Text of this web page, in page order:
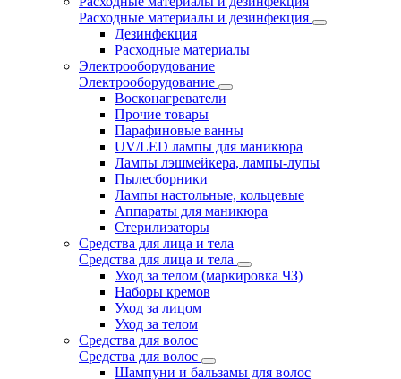
Расходные материалы и дезинфекция
Дезинфекция
Расходные материалы
Электрооборудование
Электрооборудование
Восконагреватели
Прочие товары
Парафиновые ванны
UV/LED лампы для маникюра
Лампы лэшмейкера, лампы-лупы
Пылесборники
Лампы настольные, кольцевые
Аппараты для маникюра
Стерилизаторы
Средства для лица и тела
Средства для лица и тела
Уход за телом (маркировка ЧЗ)
Наборы кремов
Уход за лицом
Уход за телом
Средства для волос
Средства для волос
Шампуни и бальзамы для волос